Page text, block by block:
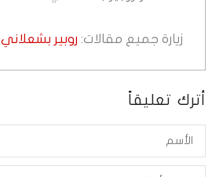
زيارة جميع مقالات: روبير بشعلاني
أترك تعليقاً